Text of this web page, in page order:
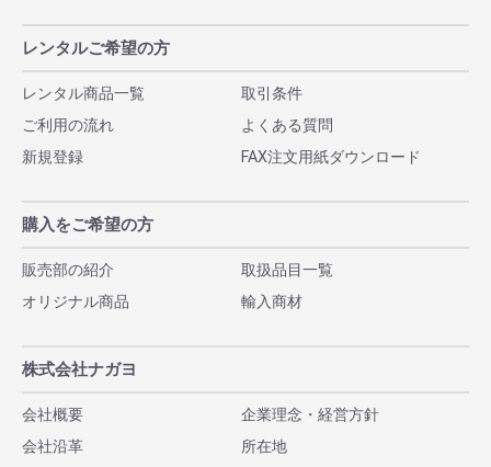
レンタルご希望の方
レンタル商品一覧
取引条件
ご利用の流れ
よくある質問
新規登録
FAX注文用紙ダウンロード
購入をご希望の方
販売部の紹介
取扱品目一覧
オリジナル商品
輸入商材
株式会社ナガヨ
会社概要
企業理念・経営方針
会社沿革
所在地